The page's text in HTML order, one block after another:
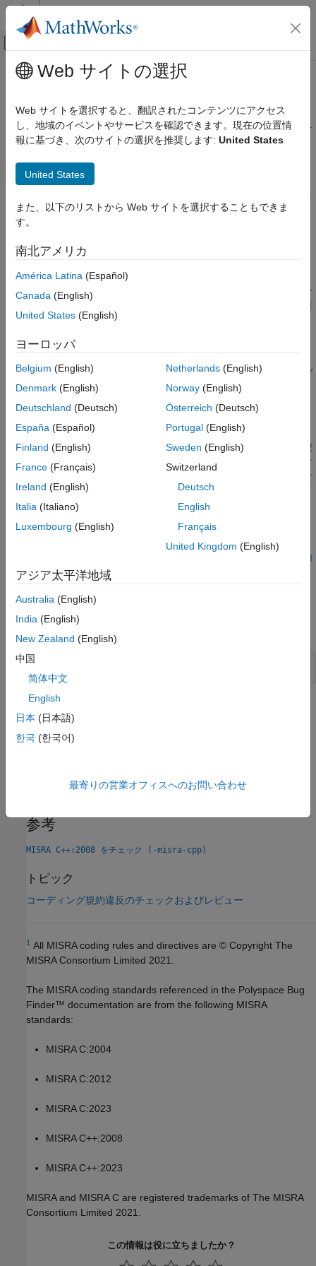
コンテンツへスキップ
オフキャンバス ナビゲーション メ
ドキュメンテーションのホーム
コード検証
Polyspace Bug Finder
Polyspace Bug Finder の結果
MISRA C++:2008 ルール
項目一覧
説明
例
チェック情報
参考
メインコンテンツ
MISRA C++:2008 Rule 7-5-4
Functions should not call themselves, either directly or indirectly.
説明
Functions should not call themselves, either directly or indirectly.
1
関数に対してローカルな変数は呼び出しスタック内に格納されま
す。関数がそれ自身を直接的または間接的に複数回呼び出す場
合、使用可能なスタック領域を超過し、深刻な不具合を発生させ
る可能性があります。再帰が厳密に制御されていない限り、必要
な最大スタック領域を決めるのは困難です。
Polyspace実装
チェッカーは、それ自体を直接的または間接的に呼び出すそれぞ
れの関数について報告します。1 つの再帰サイクルに複数の関数
が関与している場合でも、それぞれの関数が個別に報告されま
再帰サイクルの総数は、コード複雑度メトリクス
を使
用して計算できます。チェッカーと違って、メトリクスでは、オ
ブジェクトの作成中にコンパイラが生成したコンストラクターな
どに対する暗黙的な呼び出しも考慮されます。
トラブルシューティング
ルール違反が想定されるものの、Polyspace
から報告されない
コーディング規約違反が想定どおりに表示されない理由
の診断を参照してください。
例
すべて展開する
チェック情報
グループ:Declarations
R2013b で導入
参考
MISRA C++:2008 をチェック (-misra-cpp)
トピック
コーディング規約違反のチェックおよびレビュー
1 All MISRA coding rules and directives are © Copyright The
MISRA Consortium Limited 2021.
The MISRA coding standards referenced in the Polyspace Bug
Finder™ documentation are from the following MISRA
standards:
MISRA C:2004
MISRA C:2012
MISRA C:2023
MISRA C++:2008
MISRA C++:2023
MISRA and MISRA C are registered trademarks of The MISRA
Consortium Limited 2021.
この情報は役に立ちましたか？
Web サイトの選択
Web サイトを選択すると、翻訳されたコンテンツにアクセス
し、地域のイベントやサービスを確認できます。現在の位置情
報に基づき、次のサイトの選択を推奨します: United States
United States
また、以下のリストから Web サイトを選択することもできま
す。
南北アメリカ
América Latina (Español)
Canada (English)
United States (English)
ヨーロッパ
Belgium (English)
Denmark (English)
Deutschland (Deutsch)
España (Español)
Finland (English)
France (Français)
Ireland (English)
Italia (Italiano)
Luxembourg (English)
Netherlands(English)
Norway(English)
Österreich (Deutsch)
Portugal(English)
Sweden (English)
Switzerland
Deutsch
English
Français
United Kingdom (English)
アジア太平洋地域
Australia (English)
India (English)
New Zealand (English)
中国
简体中文
English
日本 (日本語)
한국 (한국어)
最寄りの営業オフィスへのお問い合わせ